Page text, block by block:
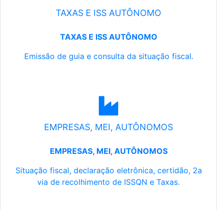
TAXAS E ISS AUTÔNOMO
TAXAS E ISS AUTÔNOMO
Emissão de guia e consulta da situação fiscal.
EMPRESAS, MEI, AUTÔNOMOS
EMPRESAS, MEI, AUTÔNOMOS
Situação fiscal, declaração eletrônica, certidão, 2a
via de recolhimento de ISSQN e Taxas.